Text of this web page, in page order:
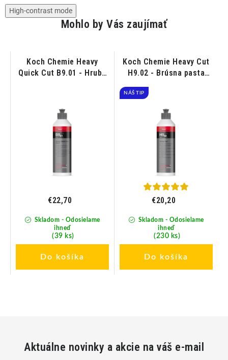
High-contrast mode
Mohlo by Vás zaujímať
Koch Chemie Heavy
Quick Cut B9.01 - Hrubá
Skladom - Odosielame
ihneď
(39 ks)
€22,70
Do košíka
Koch Chemie Heavy Cut
H9.02 - Brúsna pasta
NÁŠ TIP
Skladom - Odosielame
ihneď
(230 ks)
€20,20
Do košíka
Aktuálne novinky a akcie na váš e-mail